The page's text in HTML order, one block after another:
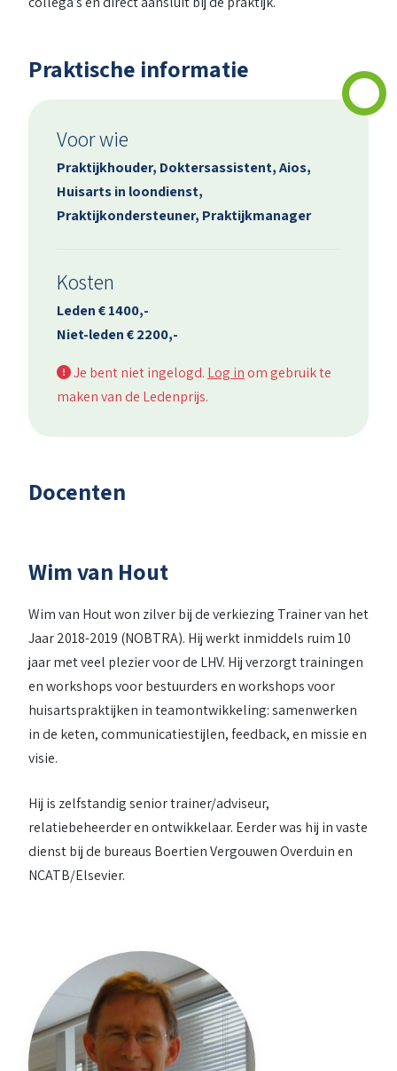
Praktische informatie
Voor wie
Praktijkhouder, Doktersassistent, Aios,
Huisarts in loondienst,
Praktijkondersteuner, Praktijkmanager
Kosten
Leden € 1400,-
Niet-leden € 2200,-
Je bent niet ingelogd. Log inom gebruik te
maken van de Ledenprijs.
Docenten
Wim van Hout
Wim van Hout won zilver bij de verkiezing Trainer van het
Jaar 2018-2019 (NOBTRA). Hij werkt inmiddels ruim 10
jaar met veel plezier voor de LHV. Hij verzorgt trainingen
en workshops voor bestuurders en workshops voor
huisartspraktijken in teamontwikkeling: samenwerken
in de keten, communicatiestijlen, feedback, en missie en
visie.
Hij is zelfstandig senior trainer/adviseur,
relatiebeheerder en ontwikkelaar. Eerder was hij in vaste
dienst bij de bureaus Boertien Vergouwen Overduin en
NCATB/Elsevier.